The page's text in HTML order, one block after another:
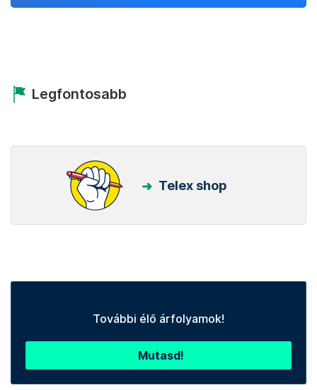
Legfontosabb
Telex shop
További élő árfolyamok!
Mutasd!